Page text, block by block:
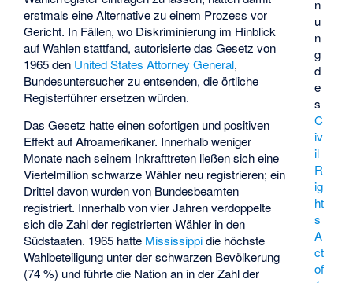
n
u
n
g
d
e
s
C
iv
il
R
ig
ht
s
A
ct
of
erstmals eine Alternative zu einem Prozess vor
Gericht. In Fällen, wo Diskriminierung im Hinblick
auf Wahlen stattfand, autorisierte das Gesetz von
1965 den United States Attorney General,
Bundesuntersucher zu entsenden, die örtliche
Registerführer ersetzen würden.
Das Gesetz hatte einen sofortigen und positiven
Effekt auf Afroamerikaner. Innerhalb weniger
Monate nach seinem Inkrafttreten ließen sich eine
Viertelmillion schwarze Wähler neu registrieren; ein
Drittel davon wurden von Bundesbeamten
registriert. Innerhalb von vier Jahren verdoppelte
sich die Zahl der registrierten Wähler in den
Südstaaten. 1965 hatte Mississippidie höchste
Wahlbeteiligung unter der schwarzen Bevölkerung
(74 %) und führte die Nation an in der Zahl der